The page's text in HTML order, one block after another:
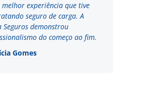
melhor experiência que tive
seguro de carga. A
Seguros demonstrou
do começo ao fim.
Gomes